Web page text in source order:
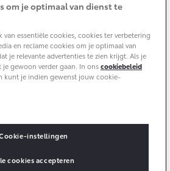
bZ4X Touring
BATTERIJ-ELEKTRISCH
Vanaf € 48.995,-
om je optimaal van dienst te
van essentiële cookies, cookies ter verbetering
en reclame cookies om je optimaal van
je relevante advertenties te zien krijgt. Als je
gewoon verder gaan. In onscookiebeleid
kunt je indien gewenst jouw cookie-
instellingen
cookies accepteren